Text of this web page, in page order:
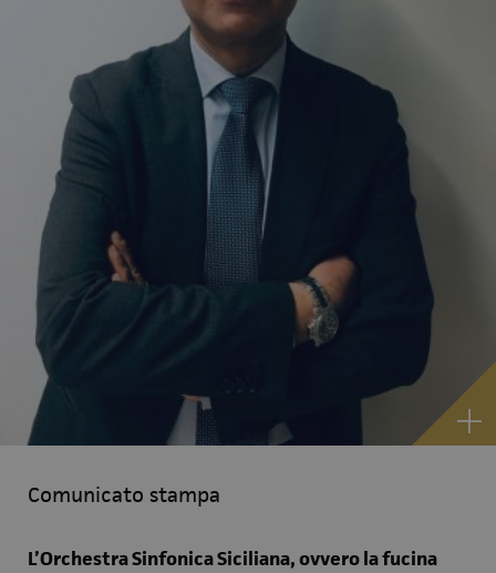
Comunicato stampa
L’Orchestra Sinfonica Siciliana,ovvero la fucina